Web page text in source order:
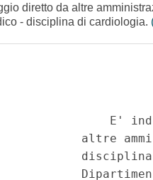
diretto da altre
- disciplina di cardiologia.